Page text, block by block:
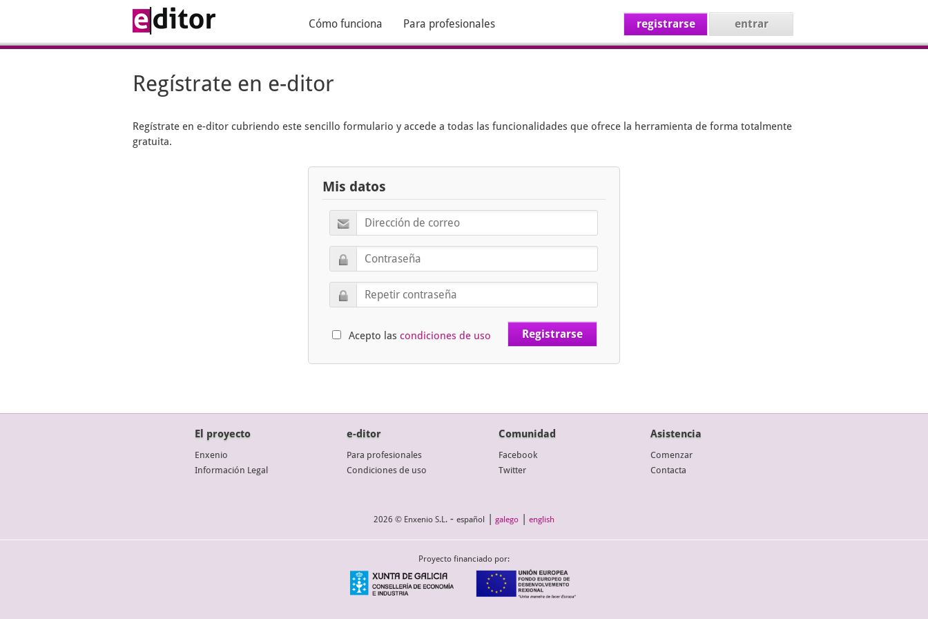
Cómo funciona Para profesionales registrarse entrar
Regístrate en e-ditor
Regístrate en e-ditor cubriendo este sencillo formulario y accede a todas las funcionalidades que ofrece la herramienta de forma totalmente
gratuita.
Mis datos
Acepto las condiciones de uso
El proyecto
Enxenio
Información Legal
e-ditor
Para profesionales
Condiciones de uso
Comunidad
Facebook
Twitter
Asistencia
Comenzar
Contacta
2026 © Enxenio S.L. - español galego english
Proyecto financiado por: